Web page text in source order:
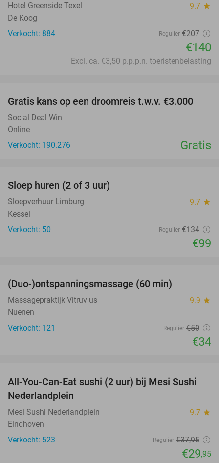
Hotel Greenside Texel 9.7 star
De Koog
Verkocht: 884
Regulier €207
€140
Excl. ca. €3,50 p.p.p.n. toeristenbelasting
Gratis kans op een droomreis t.w.v. €3.000
Social Deal Win
Online
Verkocht: 190.276
Gratis
Sloep huren (2 of 3 uur)
Sloepverhuur Limburg 9.7 star
Kessel
Verkocht: 50
Regulier €134
€99
(Duo-)ontspanningsmassage (60 min)
Massagepraktijk Vitruvius 9.9 star
Nuenen
Verkocht: 121
Regulier €50
€34
21%
All-You-Can-Eat sushi (2 uur) bij Mesi Sushi
Nederlandplein
Mesi Sushi Nederlandplein 9.7 star
Eindhoven
Verkocht: 523
Regulier €37,95
€29,95